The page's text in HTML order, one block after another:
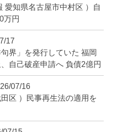
愛知県名古屋市中村区 ）自
万円
17
界」を発行していた 福岡
自己破産申請へ 負債2億円
07/16
区 ）民事再生法の適用を